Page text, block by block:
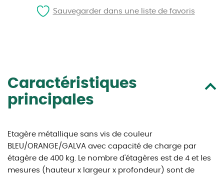
Caractéristiques
principales
Etagère métallique sans vis de couleur
BLEU/ORANGE/GALVA avec capacité de charge par
étagère de 400 kg. Le nombre d'étagères est de 4 et les
mesures (hauteur x largeur x profondeur) sont de
Sauvegarder dans une liste de favoris